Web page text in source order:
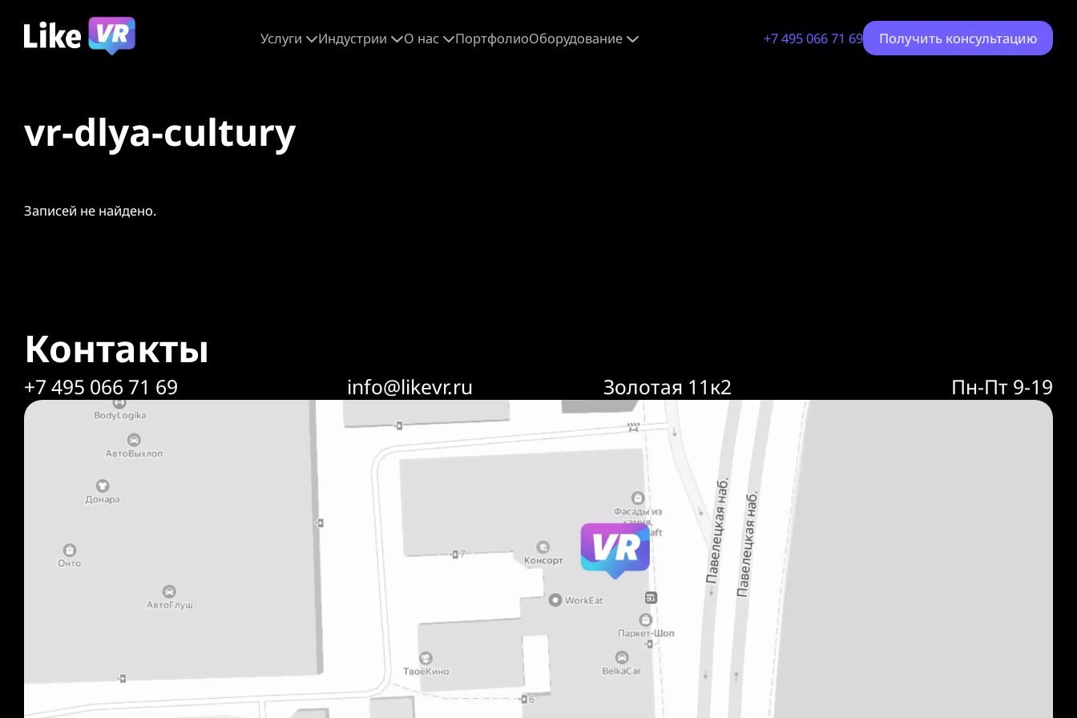
Услуги Индустрии О нас ПортфолиоОборудование +7 495 066 71 69 Получить консультацию
vr-dlya-cultury
Записей не найдено.
Контакты
+7 495 066 71 69 info@likevr.ru Золотая 11к2 Пн-Пт 9-19